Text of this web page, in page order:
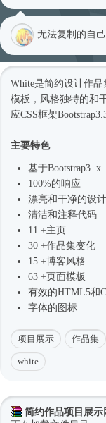
无法复制的自己
White是简约设计作
模板 ，风格独特的和
应CSS框架
主要特色
基于Bootstrap3. x
100%的响应
漂亮和干净的设计
清洁和注释代码
11 +主页
30 +作品集变化
15 +博客风格
63 +页面模板
有效的HTML5和
字体的图标
项目展示 作品集
white
简约作品项目展示